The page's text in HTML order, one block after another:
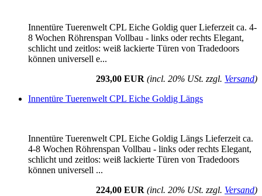
Innentüre Tuerenwelt CPL Eiche Goldig quer Lieferzeit ca. 4-
8 Wochen Röhrenspan Vollbau - links oder rechts Elegant,
schlicht und zeitlos: weiß lackierte Türen von Tradedoors
können universell e...
293,00 EUR (incl. 20% USt. zzgl. Versand)
Innentüre Tuerenwelt CPL Eiche Goldig Längs
Innentüre Tuerenwelt CPL Eiche Goldig Längs Lieferzeit ca.
4-8 Wochen Röhrenspan Vollbau - links oder rechts Elegant,
schlicht und zeitlos: weiß lackierte Türen von Tradedoors
können universell ...
224,00 EUR (incl. 20% USt. zzgl. Versand)